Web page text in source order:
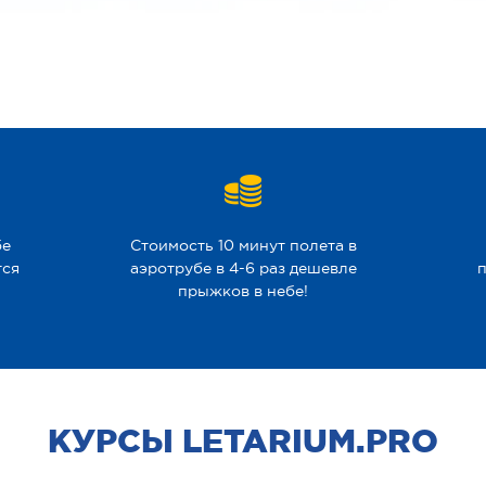
Стоимость 10 минут полета в
аэротрубе в 4-6 раз дешевле
прыжков в небе!
КУРСЫ LETARIUM.PRO